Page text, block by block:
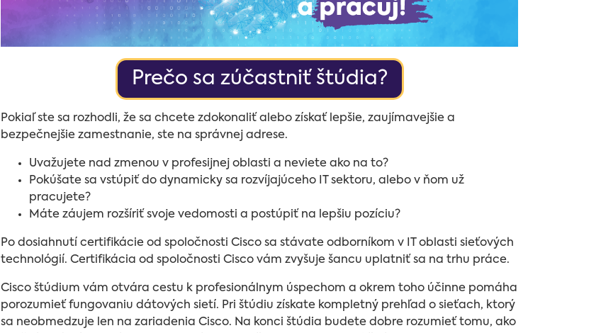
Prečo sa zúčastniť štúdia?
Pokiaľ ste sa rozhodli, že sa chcete zdokonaliť alebo získať lepšie, zaujímavejšie a
bezpečnejšie zamestnanie, ste na správnej adrese.
Uvažujete nad zmenou v profesijnej oblasti a neviete ako na to?
Pokúšate sa vstúpiť do dynamicky sa rozvíjajúceho IT sektoru, alebo v ňom už
pracujete?
Máte záujem rozšíriť svoje vedomosti a postúpiť na lepšiu pozíciu?
Po dosiahnutí certifikácie od spoločnosti Cisco sa stávate odborníkom v IT oblasti sieťových
technológií. Certifikácia od spoločnosti Cisco vám zvyšuje šancu uplatniť sa na trhu práce.
Cisco štúdium vám otvára cestu k profesionálnym úspechom a okrem toho účinne pomáha
porozumieť fungovaniu dátových sietí. Pri štúdiu získate kompletný prehľad o sieťach, ktorý
sa neobmedzuje len na zariadenia Cisco. Na konci štúdia budete dobre rozumieť tomu, ako